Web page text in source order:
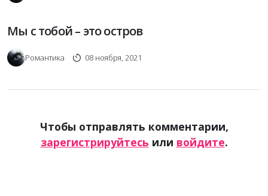
Мы с тобой – это остров
Романтика 08 ноября, 2021
Чтобы отправлять комментарии,
зарегистрируйтесь или войдите.